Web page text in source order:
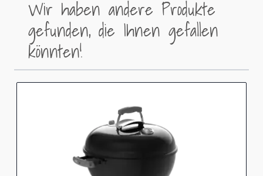
Wir haben andere Produkte
gefunden, die Ihnen gefallen
könnten!